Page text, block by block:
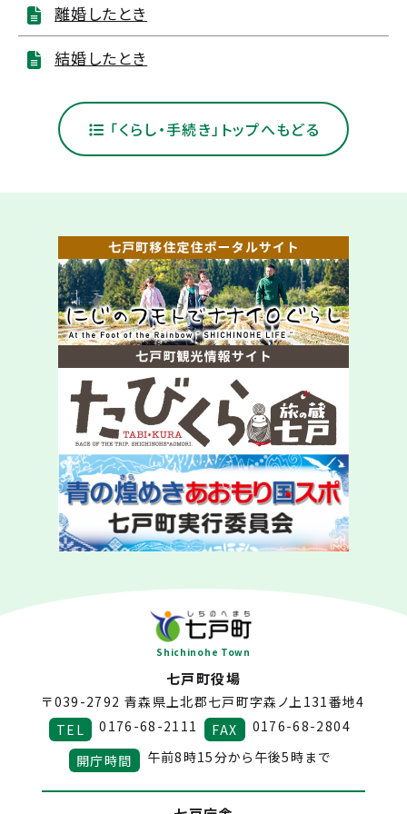
離婚したとき
結婚したとき
「くらし・手続き」トップへもどる
Shichinohe Town
七戸町役場
〒039-2792 青森県上北郡七戸町字森ノ上131番地4
TEL
0176-68-2111 FAX
0176-68-2804
開庁時間
午前8時15分から午後5時まで